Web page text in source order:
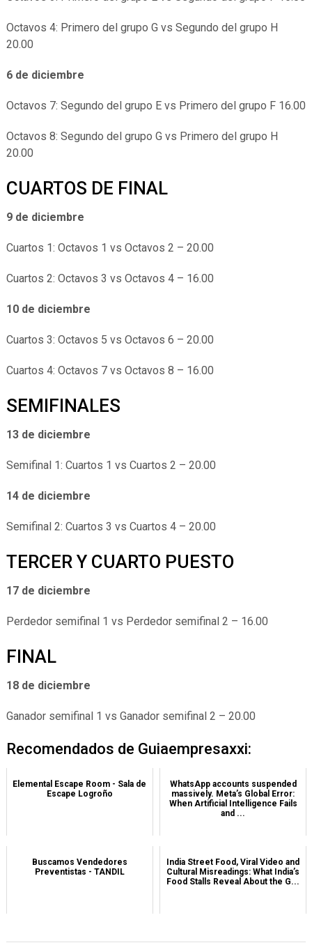
Octavos 4: Primero del grupo G vs Segundo del grupo H
20.00
6 de diciembre
Octavos 7: Segundo del grupo E vs Primero del grupo F 16.00
Octavos 8: Segundo del grupo G vs Primero del grupo H
20.00
CUARTOS DE FINAL
9 de diciembre
Cuartos 1: Octavos 1 vs Octavos 2 – 20.00
Cuartos 2: Octavos 3 vs Octavos 4 – 16.00
10 de diciembre
Cuartos 3: Octavos 5 vs Octavos 6 – 20.00
Cuartos 4: Octavos 7 vs Octavos 8 – 16.00
SEMIFINALES
13 de diciembre
Semifinal 1: Cuartos 1 vs Cuartos 2 – 20.00
14 de diciembre
Semifinal 2: Cuartos 3 vs Cuartos 4 – 20.00
TERCER Y CUARTO PUESTO
17 de diciembre
Perdedor semifinal 1 vs Perdedor semifinal 2 – 16.00
FINAL
18 de diciembre
Ganador semifinal 1 vs Ganador semifinal 2 – 20.00
Recomendados de Guiaempresaxxi:
Elemental Escape Room - Sala de
Escape Logroño
WhatsApp accounts suspended
massively. Meta’s Global Error:
When Artificial Intelligence Fails
and ...
Buscamos Vendedores
Preventistas - TANDIL
India Street Food, Viral Video and
Cultural Misreadings: What India’s
Food Stalls Reveal About the G...